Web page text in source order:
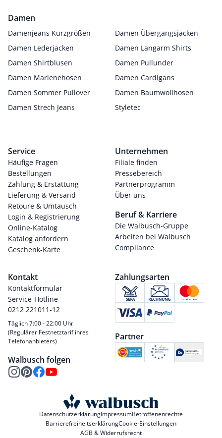
Damen
Damenjeans Kurzgrößen
Damen Übergangsjacken
Damen Lederjacken
Damen Langarm Shirts
Damen Shirtblusen
Damen Pullunder
Damen Marlenehosen
Damen Cardigans
Damen Sommer Pullover
Damen Baumwollhosen
Damen Strech Jeans
Styletec
Service
Häufige Fragen
Bestellungen
Zahlung & Erstattung
Lieferung & Versand
Retoure & Umtausch
Login & Registrierung
Online-Katalog
Katalog anfordern
Geschenk-Karte
Unternehmen
Filiale finden
Pressebereich
Partnerprogramm
Über uns
Beruf & Karriere
Die Walbusch-Gruppe
Arbeiten bei Walbusch
Compliance
Kontakt
Kontaktformular
Service-Hotline
0212 221011-12
Täglich 7:00 - 22:00 Uhr
(Regulärer Festnetztarif ihres
Telefonanbieters)
Walbusch folgen
Zahlungsarten
Partner
DatenschutzerklärungImpressumBetroffenenrechte
BarrierefreiheitserklärungCookie-Einstellungen
AGB & Widerrufsrecht